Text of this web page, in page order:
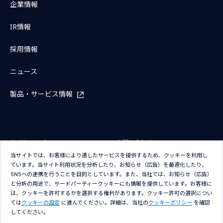
企業情報
IR情報
採用情報
ニュース
製品・サービス情報
サイトマップ
お問い合わせ
サイトのご利用条件
プライバシーポリシー
アクセシビリティポリシー
クッキー（Cookie）ポリシー
クッキー（Cookie）プリファレン
ス
当サイトでは、お客様により適したサービスを提供するため、クッキーを利用し
ています。当サイト利用状況を分析したり、お知らせ（広告）を最適化したり、
SNSへの連携を行うことを目的としています。また、当社では、お知らせ（広告）
と分析の用途で、サードパーティークッキーにも情報を提供しています。お客様に
は、クッキーを許可するかを選択する権利があります。クッキー許可の選択につい
てはクッキーの設定 に進んでください。詳細は、当社のクッキーポリシー を確認
してください。